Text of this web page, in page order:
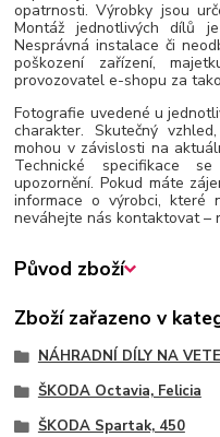
opatrnosti. Výrobky jsou
Montáž jednotlivých dílů
Nesprávná instalace či
poškození zařízení,
provozovatel e-shopu za
Fotografie uvedené u
charakter. Skutečný
mohou v závislosti na
Technické specifikace
upozornění. Pokud máte
informace o výrobci, které
neváhejte nás kontaktovat –
Původ zboží
Zboží zařazeno v
NÁHRADNÍ DÍLY NA
ŠKODA Octavia, Felicia
ŠKODA Spartak, 450